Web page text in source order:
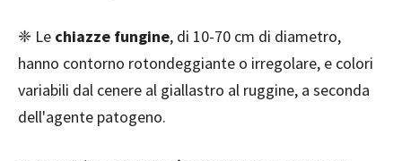
❈ Le chiazze fungine, di 10-70 cm di diametro,
hanno contorno rotondeggiante o irregolare, e colori
variabili dal cenere al giallastro al ruggine, a seconda
dell'agente patogeno.